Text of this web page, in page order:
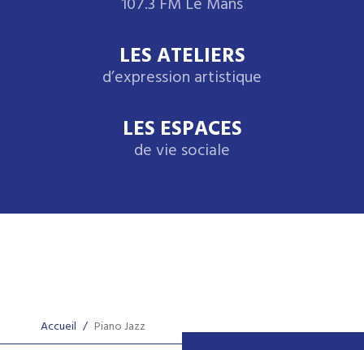
LES ATELIERS
d’expression artistique
LES ESPACES
de vie sociale
Accueil / Piano Jazz